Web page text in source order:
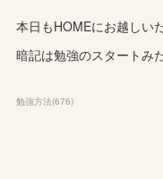
本日もHOMEにお越しい
暗記は勉強のスタートみ
勉強方法(676)